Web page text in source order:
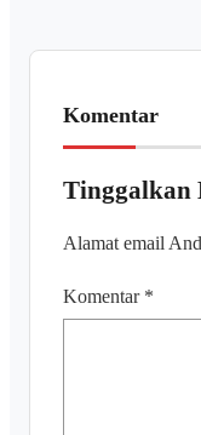
Komentar
Tinggalkan
Alamat email
Komentar *